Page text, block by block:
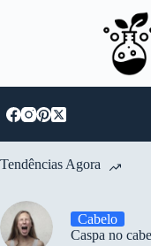
Tendências Agora
Cabelo
Caspa no